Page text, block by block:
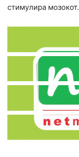
cтимyлиpа мозокот.